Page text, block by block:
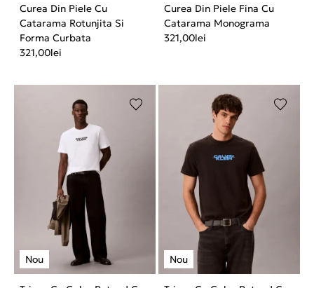
Curea Din Piele Cu
Catarama Rotunjita Si
Forma Curbata
321,00lei
Curea Din Piele Fina Cu
Catarama Monograma
321,00lei